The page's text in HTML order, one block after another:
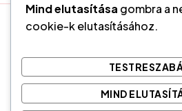
Adatvédelmi
Általános Szerződési
Felhasználási
Mind elutasítása gombra a
cookie-k elutasításához.
MIND